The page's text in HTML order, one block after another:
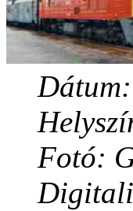
Fotó: